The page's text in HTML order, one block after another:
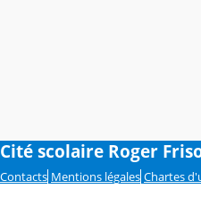
Cité scolaire Roger
Contacts Mentions légales Chartes